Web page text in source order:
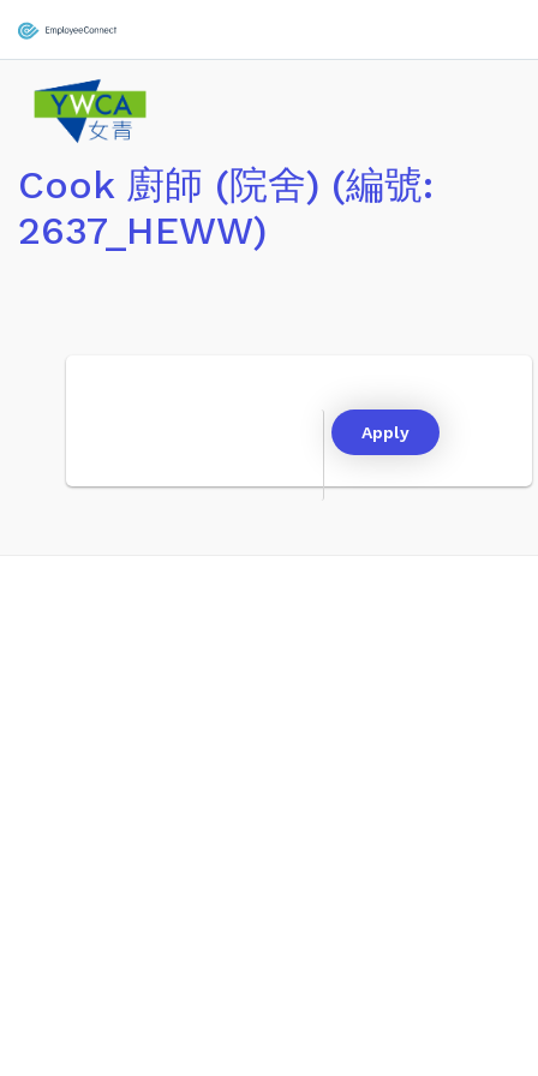
Cook 廚師 (院舍) (編號:
2637_HEWW)
Apply